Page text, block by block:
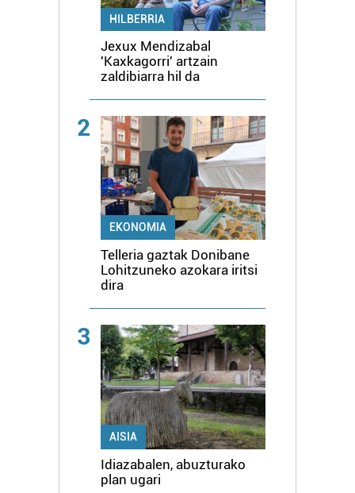
HILBERRIA
Jexux Mendizabal
'Kaxkagorri' artzain
zaldibiarra hil da
2
EKONOMIA
Telleria gaztak Donibane
Lohitzuneko azokara iritsi
dira
3
AISIA
Idiazabalen, abuzturako
plan ugari